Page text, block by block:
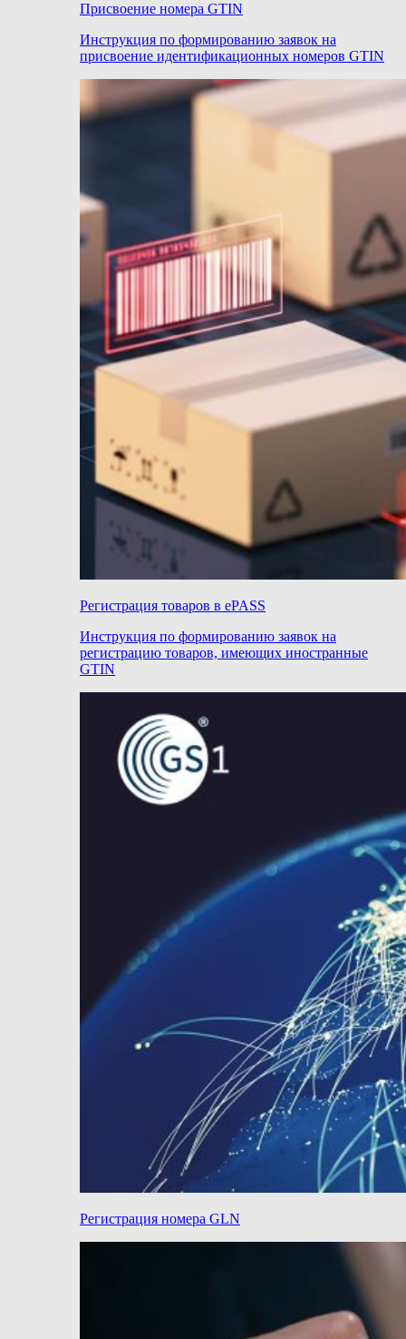
Присвоение номера GTIN
Инструкция по формированию заявок на
присвоение идентификационных номеров GTIN
Регистрация товаров в ePASS
Инструкция по формированию заявок на
регистрацию товаров, имеющих иностранные
GTIN
Регистрация номера GLN